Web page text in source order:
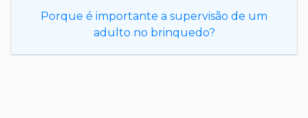
Porque é importante a supervisão de um
adulto no brinquedo?